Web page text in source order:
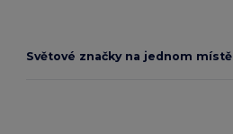
Světové značky na jednom místě